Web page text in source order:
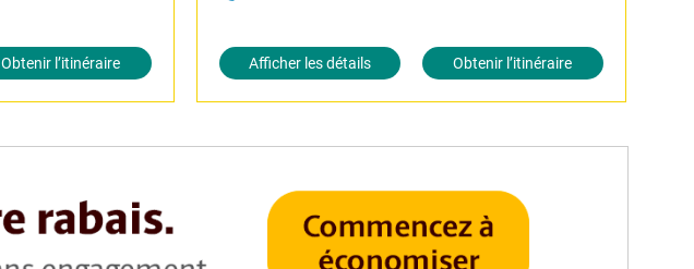
Obtenir l’itinéraire Afficher les détails Obtenir l’itinéraire